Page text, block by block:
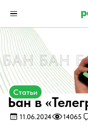
Статьи
Бан в
11.06.2024 14065